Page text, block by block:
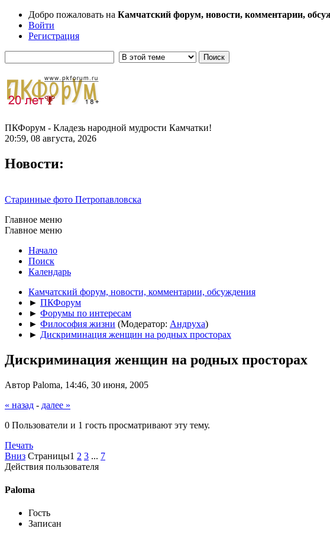
Добро пожаловать на Камчатский форум, новости, комментарии,
Войти
Регистрация
ПКФорум - Кладезь народной мудрости Камчатки!
20:59, 08 августа, 2026
Новости:
Старинные фото Петропавловска
Главное меню
Главное меню
Начало
Поиск
Календарь
Камчатский форум, новости, комментарии, обсуждения
► ПКФорум
► Форумы по интересам
► Философия жизни (Модератор: Андруха)
► Дискриминация женщин на родных просторах
Дискриминация женщин на родных просторах
Автор Paloma, 14:46, 30 июня, 2005
« назад - далее »
0 Пользователи и 1 гость просматривают эту тему.
Печать
Вниз Страницы1 2 3 ... 7
Действия пользователя
Paloma
Гость
Записан